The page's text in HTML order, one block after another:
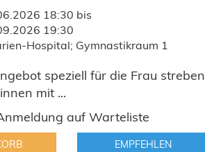
18:30 bis
19:30
Hospital; Gymnastikraum 1
speziell für die Frau streben
mit ...
auf Warteliste
EMPFEHLEN